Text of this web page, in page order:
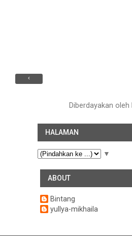
‹
Diberdayakan oleh
HALAMAN
▼
ABOUT
Bintang
yullya-mikhaila